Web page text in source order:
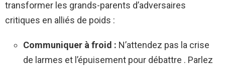
transformer les grands-parents d’adversaires
critiques en alliés de poids :
Communiquer à froid : N’attendez pas la crise
de larmes et l’épuisement pour débattre . Parlez